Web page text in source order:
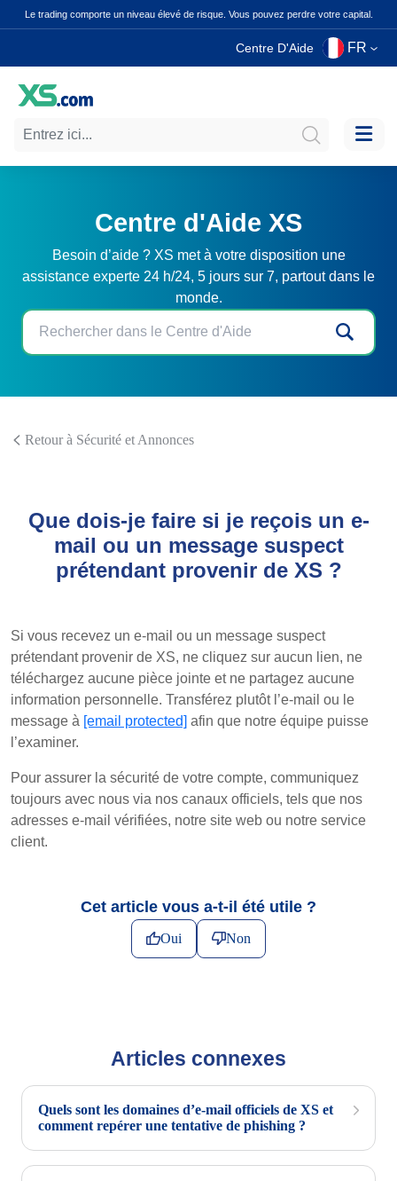
Le trading comporte un niveau élevé de risque. Vous pouvez perdre votre capital.
Centre D'Aide FR
Centre d'Aide XS
Besoin d’aide ? XS met à votre disposition une
assistance experte 24 h/24, 5 jours sur 7, partout dans le
monde.
Retour à Sécurité et Annonces
Que dois-je faire si je reçois un e-
mail ou un message suspect
prétendant provenir de XS ?
Si vous recevez un e-mail ou un message suspect
prétendant provenir de XS, ne cliquez sur aucun lien, ne
téléchargez aucune pièce jointe et ne partagez aucune
information personnelle. Transférez plutôt l’e-mail ou le
message à [email protected] afin que notre équipe puisse
l’examiner.
Pour assurer la sécurité de votre compte, communiquez
toujours avec nous via nos canaux officiels, tels que nos
adresses e-mail vérifiées, notre site web ou notre service
client.
Cet article vous a-t-il été utile ?
Oui Non
Articles connexes
Quels sont les domaines d’e-mail officiels de XS et
comment repérer une tentative de phishing ?